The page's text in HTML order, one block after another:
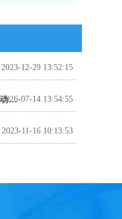
2023-12-29 13:52:15
全天空成像仪产品测评推荐：全天候自动完成云量云状标准化观测
2026-07-14 13:54:55
2023-11-16 10:13:53